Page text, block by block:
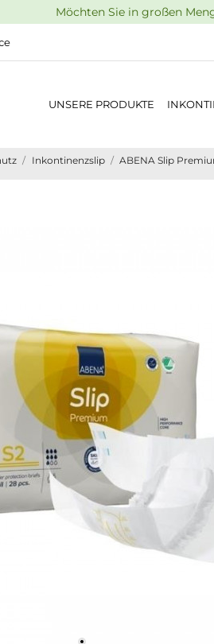
Möchten Sie in großen
UNSERE PRODUKTE
Inkontinenzslip ABENA Slip